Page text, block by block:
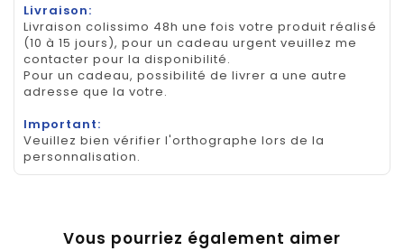
Livraison:
Livraison colissimo 48h une fois votre produit réalisé
(10 à 15 jours), pour un cadeau urgent veuillez me
contacter pour la disponibilité.
Pour un cadeau, possibilité de livrer a une autre
adresse que la votre.
Important:
Veuillez bien vérifier l'orthographe lors de la
personnalisation.
Vous pourriez également aimer